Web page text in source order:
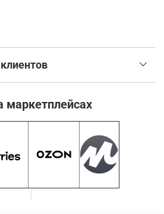
маркетплейсах